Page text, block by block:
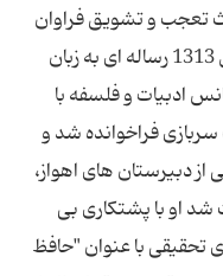
تعجب و تشویق فراوان
همه استادان و دانشجویان شد. در سال 1313 رساله ای به زبان
ادبیات و فلسفه با
سال 1314 به خدمت سربازی فراخوانده شد و
از دبیرستان های اهواز،
شد او با پشتکاری بی
تحقیقی با عنوان "حافظ